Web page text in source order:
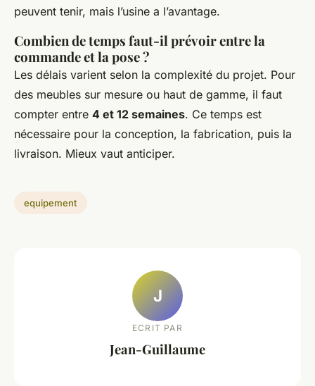
peuvent tenir, mais l’usine a l’avantage.
Combien de temps faut-il prévoir entre la
commande et la pose ?
Les délais varient selon la complexité du projet. Pour
des meubles sur mesure ou haut de gamme, il faut
compter entre 4 et 12 semaines. Ce temps est
nécessaire pour la conception, la fabrication, puis la
livraison. Mieux vaut anticiper.
equipement
J
ECRIT PAR
Jean-Guillaume